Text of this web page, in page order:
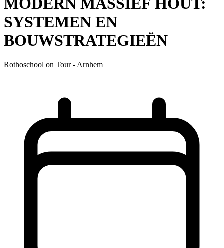
SYSTEMEN EN
BOUWSTRATEGIEËN
Rothoschool on Tour - Arnhem